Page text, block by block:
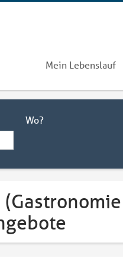
Mein Lebenslauf
Wo?